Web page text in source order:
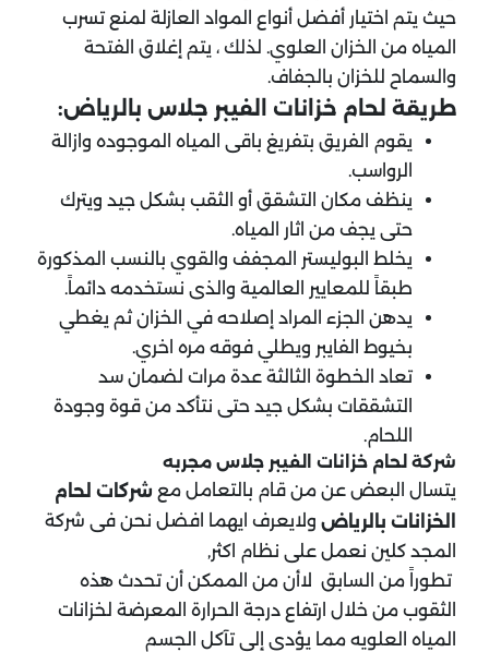
حيث يتم اختيار أفضل أنواع المواد العازلة لمنع تسرب
المياه من الخزان العلوي. لذلك ، يتم إغلاق الفتحة
والسماح للخزان بالجفاف.
طريقة لحام خزانات الفيبر جلاس بالرياض:
يقوم الفريق بتفريغ باقى المياه الموجوده وازالة
الرواسب.
ينظف مكان التشقق أو الثقب بشكل جيد ويترك
حتى يجف من اثار المياه.
يخلط البوليستر المجفف والقوي بالنسب المذكورة
طبقاً للمعايير العالمية والذى نستخدمه دائماً.
يدهن الجزء المراد إصلاحه في الخزان ثم يغطي
بخيوط الفايبر ويطلي فوقه مره اخري.
تعاد الخطوة الثالثة عدة مرات لضمان سد
التشققات بشكل جيد حتى نتأكد من قوة وجودة
اللحام.
شركة لحام خزانات الفيبر جلاس مجربه
يتسال البعض عن من قام بالتعامل مع شركات لحام
الخزانات بالرياض ولايعرف ايهما افضل نحن فى شركة
المجد كلين نعمل على نظام اكثر,
تطوراً من السابق لاأن من الممكن أن تحدث هذه
الثقوب من خلال ارتفاع درجة الحرارة المعرضة لخزانات
المياه العلويه مما يؤدي إلى تآكل الجسم